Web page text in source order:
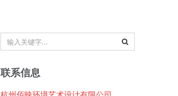
联系信息